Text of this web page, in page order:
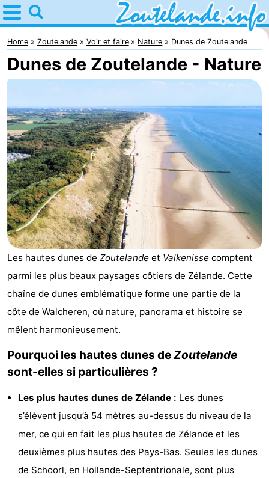
Home
Zoutelande
Astuces
les
enfants
Webcam
Webcam
Langstraat
Webcam
Plage
Passer
la
nuit
Appartements
-
Aparthotel
Zoutelande
-
Duinflat
-
Duinweg
Kurhaus
Residentie
Soutelande
Campings
Chambre
d'hôtes
Chaumières
Home Zoutelande Voir et faire Nature Dunes de Zoutelande
Dunes de Zoutelande - Nature
Les hautes dunes de Zoutelande et Valkenisse comptent
parmi les plus beaux paysages côtiers de Zélande. Cette
chaîne de dunes emblématique forme une partie de la
côte de Walcheren, où nature, panorama et histoire se
mêlent harmonieusement.
Pourquoi les hautes dunes deZoutelande
sont-elles si particulières ?
Les plus hautes dunes de Zélande : Les dunes
s’élèvent jusqu’à 54 mètres au-dessus du niveau de la
mer, ce qui en fait les plus hautes de Zélande et les
deuxièmes plus hautes des Pays-Bas. Seules les dunes
de Schoorl, en Hollande-Septentrionale, sont plus